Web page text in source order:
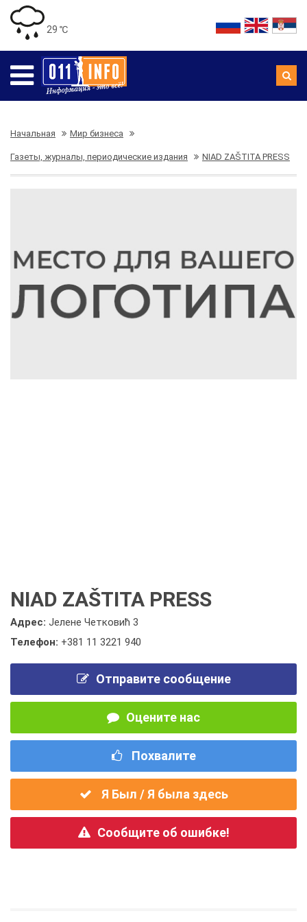
29 ℃
Начальная Мир бизнеса
Газеты, журналы, периодические издания NIAD ZAŠTITA PRESS
NIAD ZAŠTITA PRESS
Адрес: Јелене Четковић 3
Телефон: +381 11 3221 940
Отправите сообщение
Оцените нас
Похвалите
Я Был / Я была здесь
Сообщите об ошибке!